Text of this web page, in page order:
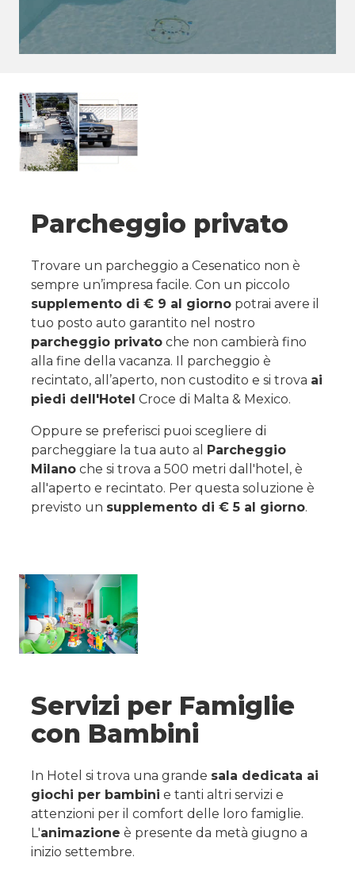
Parcheggio privato
Trovare un parcheggio a Cesenatico non è
sempre un’impresa facile. Con un piccolo
supplemento di € 9 al giorno potrai avere il
tuo posto auto garantito nel nostro
parcheggio privato che non cambierà fino
alla fine della vacanza. Il parcheggio è
recintato, all’aperto, non custodito e si trova ai
piedi dell'Hotel Croce di Malta & Mexico.
Oppure se preferisci puoi scegliere di
parcheggiare la tua auto al Parcheggio
Milano che si trova a 500 metri dall'hotel, è
all'aperto e recintato. Per questa soluzione è
previsto un supplemento di € 5 al giorno.
Servizi per Famiglie
con Bambini
In Hotel si trova una grande sala dedicata ai
giochi per bambini e tanti altri servizi e
attenzioni per il comfort delle loro famiglie.
L'animazione è presente da metà giugno a
inizio settembre.